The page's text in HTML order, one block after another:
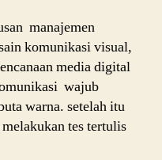
manajemen
komunikasi visual,
media digital
wajub
warna. setelah itu
tes tertulis